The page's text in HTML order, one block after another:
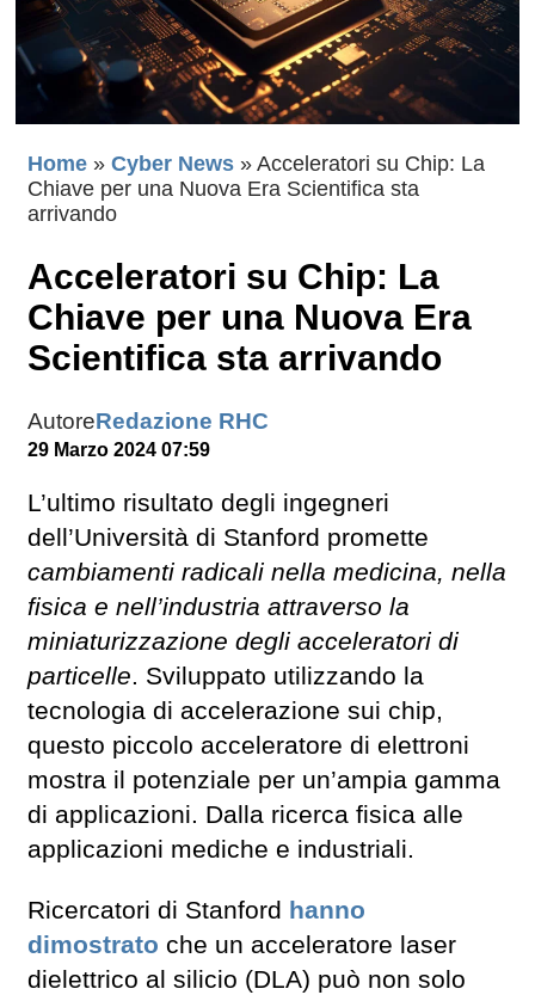
Home » Cyber News » Acceleratori su Chip: La
Chiave per una Nuova Era Scientifica sta
arrivando
Acceleratori su Chip: La
Chiave per una Nuova Era
Scientifica sta arrivando
AutoreRedazione RHC
29 Marzo 2024 07:59
L’ultimo risultato degli ingegneri
dell’Università di Stanford promette
cambiamenti radicali nella medicina, nella
fisica e nell’industria attraverso la
miniaturizzazione degli acceleratori di
particelle. Sviluppato utilizzando la
tecnologia di accelerazione sui chip,
questo piccolo acceleratore di elettroni
mostra il potenziale per un’ampia gamma
di applicazioni. Dalla ricerca fisica alle
applicazioni mediche e industriali.
Ricercatori di Stanford hanno
dimostrato che un acceleratore laser
dielettrico al silicio (DLA) può non solo